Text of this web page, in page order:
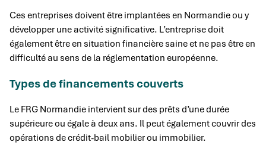
Ces entreprises doivent être implantées en Normandie ou y
développer une activité significative. L’entreprise doit
également être en situation financière saine et ne pas être en
difficulté au sens de la réglementation européenne.
Types de financements couverts
Le FRG Normandie intervient sur des prêts d’une durée
supérieure ou égale à deux ans. Il peut également couvrir des
opérations de crédit-bail mobilier ou immobilier.